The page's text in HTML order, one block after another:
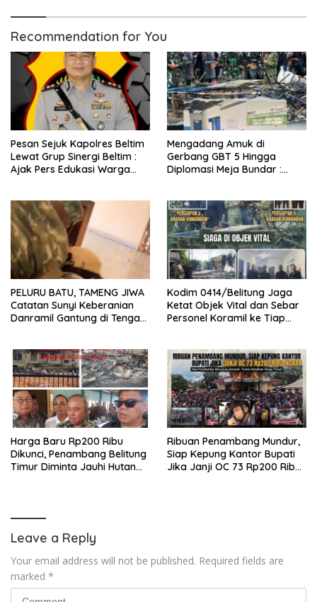
Recommendation for You
Pesan Sejuk Kapolres Beltim
Lewat Grup Sinergi Beltim :
Ajak Pers Edukasi Warga
Mengadang Amuk di
Gerbang GBT 5 Hingga
Diplomasi Meja Bundar :
Ihsan Redam Konflik Timah
Belitung
PELURU BATU, TAMENG JIWA
Catatan Sunyi Keberanian
Danramil Gantung di Tengah
Kodim 0414/Belitung Jaga
Ketat Objek Vital dan Sebar
Personel Koramil ke Tiap
Harga Baru Rp200 Ribu
Dikunci, Penambang Belitung
Timur Diminta Jauhi Hutan
Ribuan Penambang Mundur,
Siap Kepung Kantor Bupati
Jika Janji OC 73 Rp200 Ribu
Leave a Reply
Your email address will not be published. Required fields are
marked *